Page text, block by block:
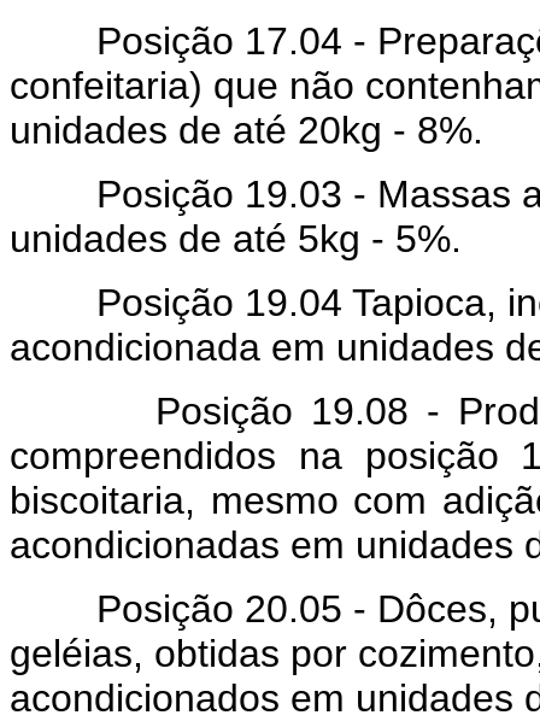
Posição 17.04 -
confeitaria) que não
unidades de até 20kg - 8%.
Posição 19.03 - Massas
unidades de até 5kg - 5%.
Posição 19.04 Tapioca,
acondicionada em unidades
Posição 19.08 -
compreendidos na posição
biscoitaria, mesmo com
acondicionadas em unidades
Posição 20.05 - Dôces,
geléias, obtidas por
acondicionados em unidades